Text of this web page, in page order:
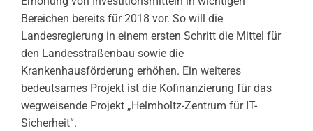
Bereichen bereits für 2018 vor. So will die
Landesregierung in einem ersten Schritt die Mittel für
den Landesstraßenbau sowie die
Krankenhausförderung erhöhen. Ein weiteres
bedeutsames Projekt ist die Kofinanzierung für das
wegweisende Projekt „Helmholtz-Zentrum für IT-
Sicherheit“.